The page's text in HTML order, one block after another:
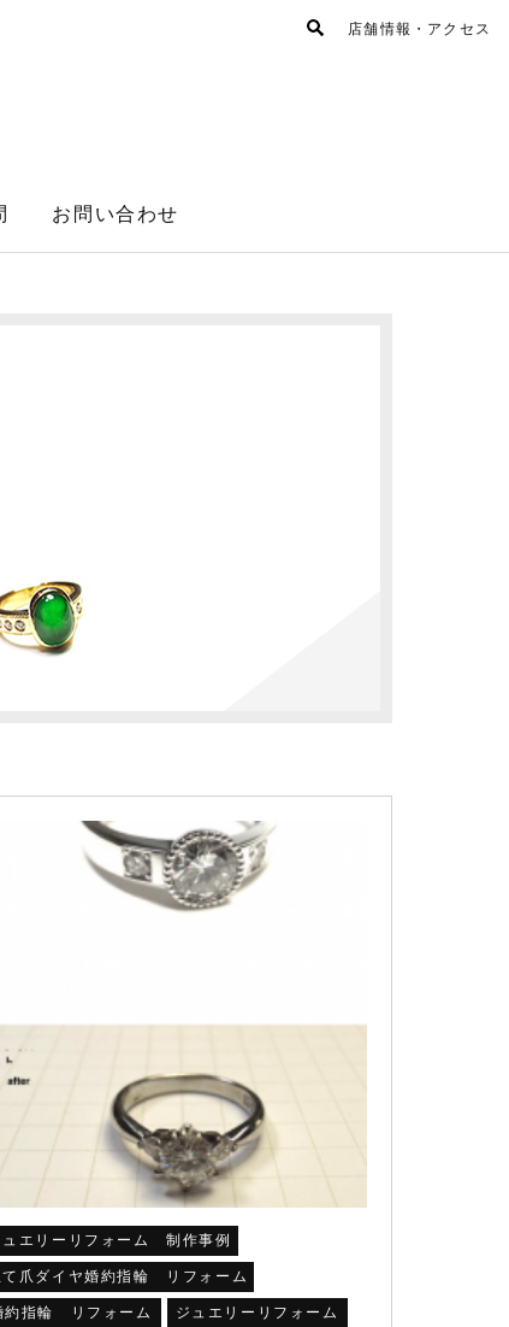
店舗情報・アクセス
お問い合わせ
ュエリーリフォーム 制作事例
て爪ダイヤ婚約指輪 リフォーム
約指輪 リフォーム ジュエリーリフォーム